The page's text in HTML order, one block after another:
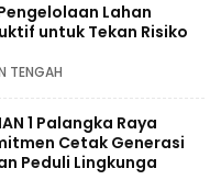
Lahan
untuk Tekan Risiko
TENGAH
1 Palangka Raya
Cetak Generasi
Peduli Lingkunga